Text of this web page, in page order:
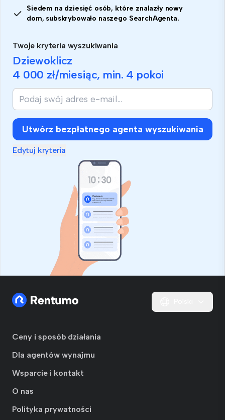
Siedem na dziesięć osób, które znalazły nowy
dom, subskrybowało naszego SearchAgenta.
Twoje kryteria wyszukiwania
Dziewoklicz
4 000 zł/miesiąc, min. 4 pokoi
Utwórz bezpłatnego agenta wyszukiwania
Edytuj kryteria
Ceny i sposób działania
Dla agentów wynajmu
Wsparcie i kontakt
O nas
Polityka prywatności